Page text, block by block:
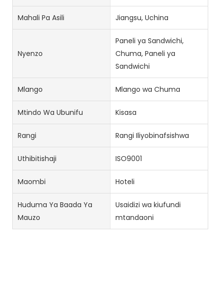
Mahali Pa Asili Jiangsu, Uchina
Nyenzo
Paneli ya Sandwichi,
Chuma, Paneli ya
Sandwichi
Mlango Mlango wa Chuma
Mtindo Wa Ubunifu Kisasa
Rangi Rangi Iliyobinafsishwa
Uthibitishaji ISO9001
Maombi Hoteli
Huduma Ya Baada Ya
Mauzo
Usaidizi wa kiufundi
mtandaoni